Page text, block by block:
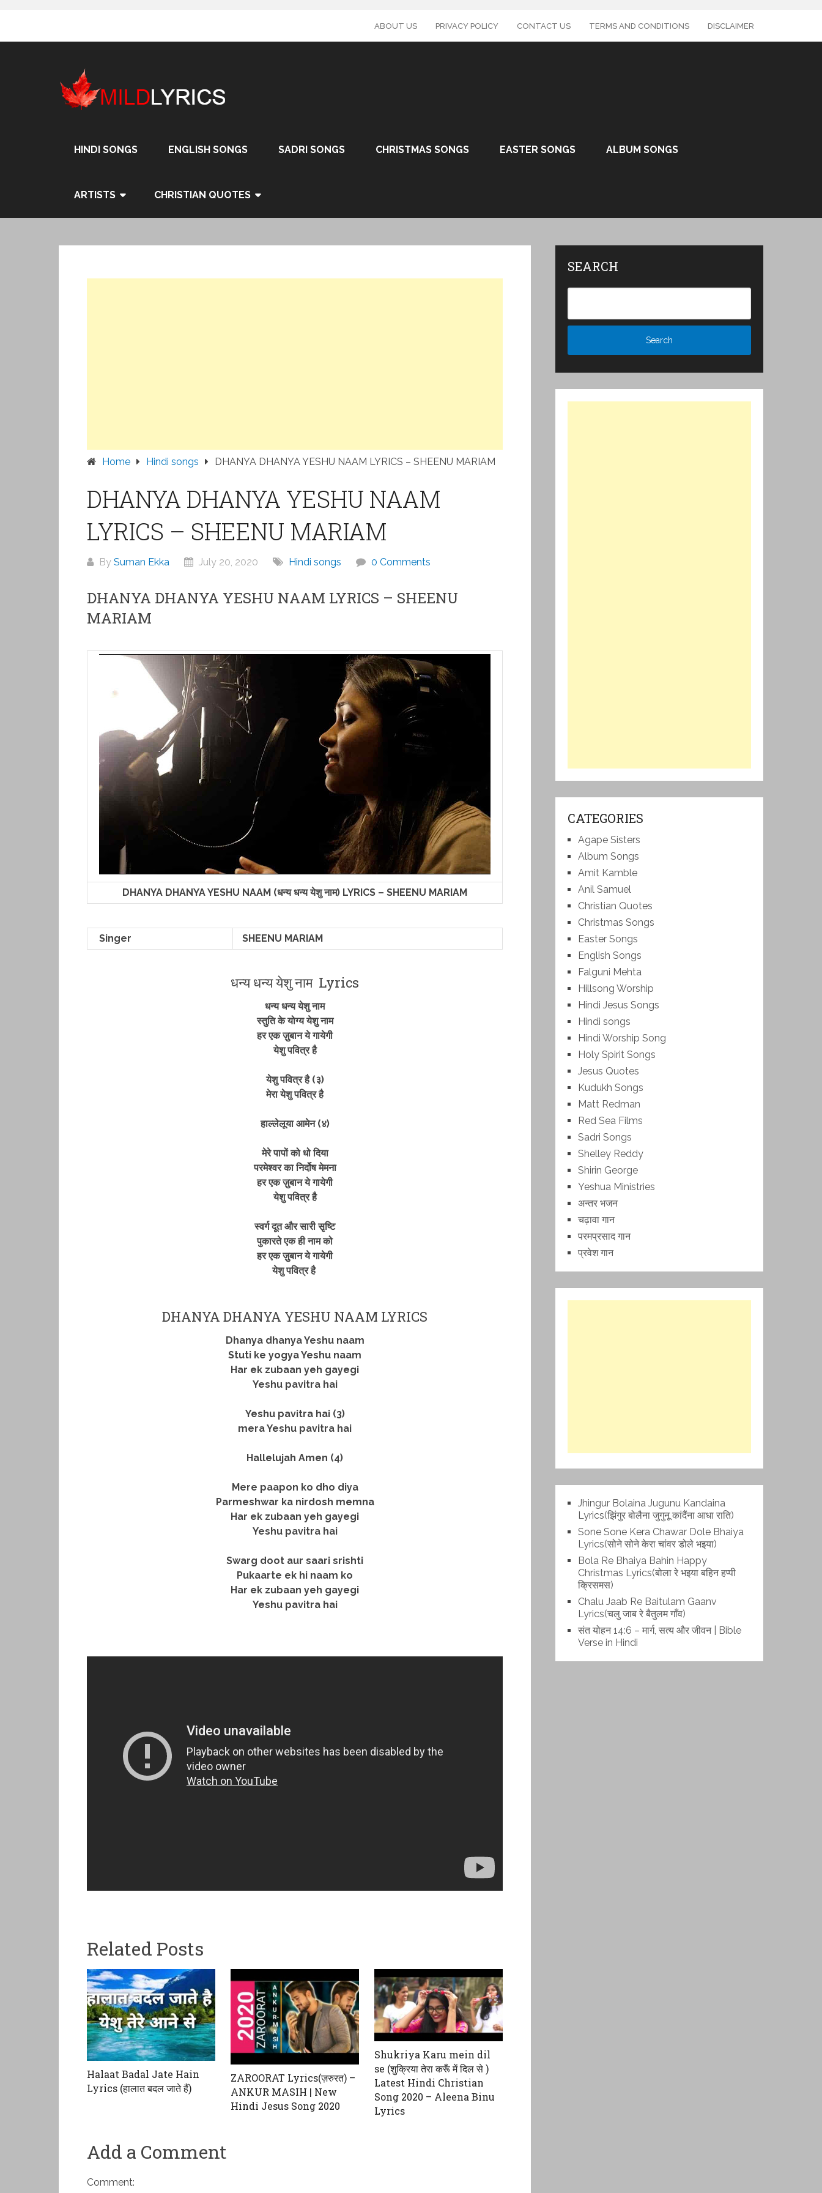
content
ABOUT US PRIVACY POLICY CONTACT US TERMS AND CONDITIONS DISCLAIMER
HINDI SONGS ENGLISH SONGS SADRI SONGS CHRISTMAS SONGS EASTER SONGS ALBUM SONGS
ARTISTS CHRISTIAN QUOTES
Home Hindi songs DHANYA DHANYA YESHU NAAM LYRICS – SHEENU MARIAM
DHANYA DHANYA YESHU NAAM
LYRICS – SHEENU MARIAM
By Suman Ekka July 20, 2020 Hindi songs 0 Comments
DHANYA DHANYA YESHU NAAM LYRICS – SHEENU
MARIAM
DHANYA DHANYA YESHU NAAM (धन्य धन्य येशु नाम) LYRICS – SHEENU MARIAM
Singer SHEENU MARIAM
धन्य धन्य येशु नाम Lyrics
धन्य धन्य येशु नाम
स्तुति के योग्य येशु नाम
हर एक ज़ुबान ये गायेगी
येशु पवित्र है
येशु पवित्र है (३)
मेरा येशु पवित्र है
हाल्लेलूया आमेन (४)
मेरे पापों को धो दिया
परमेश्वर का निर्दोष मेमना
हर एक ज़ुबान ये गायेगी
येशु पवित्र है
स्वर्ग दूत और सारी सृष्टि
पुकारते एक ही नाम को
हर एक ज़ुबान ये गायेगी
येशु पवित्र है
DHANYA DHANYA YESHU NAAM LYRICS
Dhanya dhanya Yeshu naam
Stuti ke yogya Yeshu naam
Har ek zubaan yeh gayegi
Yeshu pavitra hai
Yeshu pavitra hai (3)
mera Yeshu pavitra hai
Hallelujah Amen (4)
Mere paapon ko dho diya
Parmeshwar ka nirdosh memna
Har ek zubaan yeh gayegi
Yeshu pavitra hai
Swarg doot aur saari srishti
Pukaarte ek hi naam ko
Har ek zubaan yeh gayegi
Yeshu pavitra hai
Related Posts
Halaat Badal Jate Hain
Lyrics (हालात बदल जाते हैं)
ZAROORAT Lyrics(ज़रुरत) –
ANKUR MASIH | New
Hindi Jesus Song 2020
Shukriya Karu mein dil
se (शुक्रिया तेरा करूँ में दिल से )
Latest Hindi Christian
Song 2020 – Aleena Binu
Lyrics
Add a Comment
Comment:
SEARCH
CATEGORIES
Agape Sisters
Album Songs
Amit Kamble
Anil Samuel
Christian Quotes
Christmas Songs
Easter Songs
English Songs
Falguni Mehta
Hillsong Worship
Hindi Jesus Songs
Hindi songs
Hindi Worship Song
Holy Spirit Songs
Jesus Quotes
Kudukh Songs
Matt Redman
Red Sea Films
Sadri Songs
Shelley Reddy
Shirin George
Yeshua Ministries
अन्तर भजन
चढ़ावा गान
परमप्रसाद गान
प्रवेश गान
Jhingur Bolaina Jugunu Kandaina
Lyrics(झिंगुर बोलैना जुगुनू कांदैंना आधा राति)
Sone Sone Kera Chawar Dole Bhaiya
Lyrics(सोने सोने केरा चांवर डोले भइया)
Bola Re Bh‌aiya Bahin Happy
Christmas Lyrics(बोला रे भ‌इया बहिन हप्पी
क्रिसमस)
Chalu Jaab Re Baitulam Gaanv
Lyrics(चलु जाब रे बैतुलम गाँव)
संत योहन 14:6 – मार्ग, सत्य और जीवन | Bible
Verse in Hindi